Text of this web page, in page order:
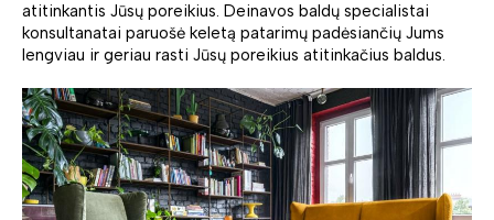
atitinkantis Jūsų poreikius. Deinavos baldų specialistai
konsultanatai paruošė keletą patarimų padėsiančių Jums
lengviau ir geriau rasti Jūsų poreikius atitinkačius baldus.